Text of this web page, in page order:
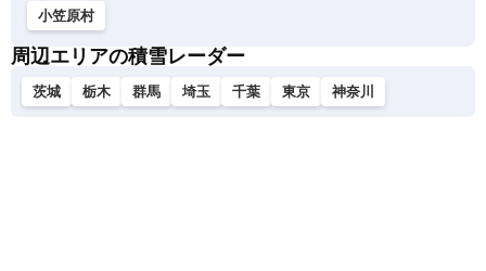
小笠原村
周辺エリアの積雪レーダー
茨城 栃木 群馬 埼玉 千葉 東京 神奈川